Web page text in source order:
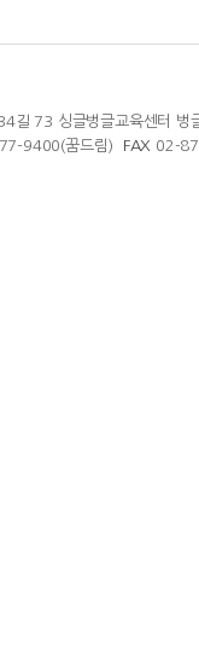
길 73 싱글벙글교육센터 벙
9400(꿈드림) FAX 02-